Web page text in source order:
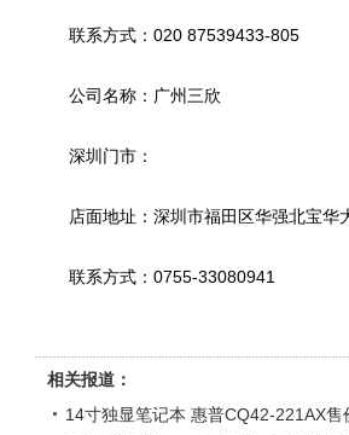
联系方式：020 87539433-805
公司名称：广州三欣
深圳门市：
店面地址：深圳市福田区华强北宝华
联系方式：0755-33080941
相关报道：
14寸独显笔记本 惠普CQ42-221AX售